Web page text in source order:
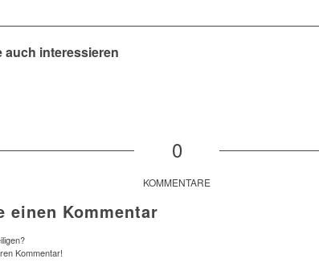
auch interessieren
0
KOMMENTARE
einen Kommentar
Kommentar!